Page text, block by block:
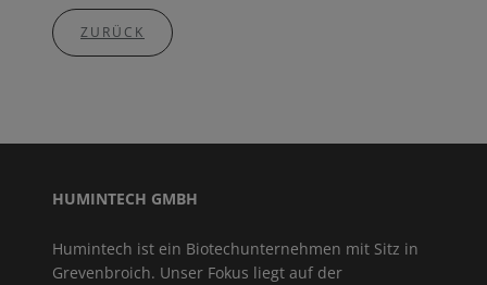
ZURÜCK
HUMINTECH GMBH
Humintech ist ein Biotechunternehmen mit Sitz in
Grevenbroich. Unser Fokus liegt auf der